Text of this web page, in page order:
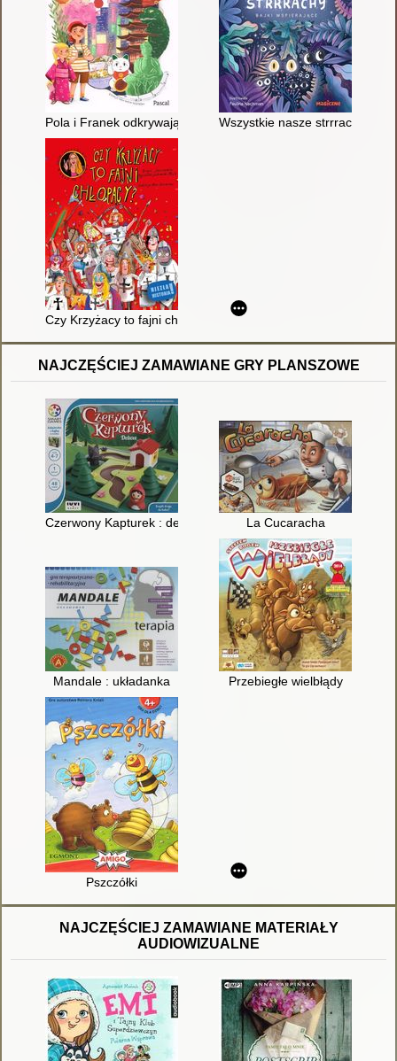
Pola i Franek odkrywają świat : Japonia, czyli kraj, w którym
Wszystkie nasze strrrachy :
Czy Krzyżacy to fajni chłopacy?
NAJCZĘŚCIEJ ZAMAWIANE GRY PLANSZOWE
Czerwony Kapturek : deluxe La Cucaracha
Mandale : układanka Przebiegłe wielbłądy
Pszczółki
NAJCZĘŚCIEJ ZAMAWIANE MATERIAŁY
AUDIOWIZUALNE